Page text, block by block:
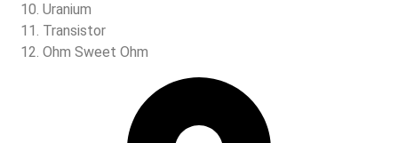
Uranium
Transistor
Ohm Sweet Ohm